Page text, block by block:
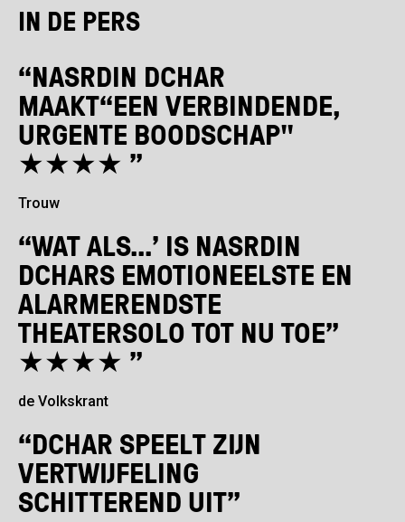
IN DE PERS
“NASRDIN DCHAR
MAAKT“EEN VERBINDENDE,
URGENTE BOODSCHAP"
★★★★ ”
Trouw
“WAT ALS...’ IS NASRDIN
DCHARS EMOTIONEELSTE EN
ALARMERENDSTE
THEATERSOLO TOT NU TOE”
★★★★ ”
de Volkskrant
“DCHAR SPEELT ZIJN
VERTWIJFELING
SCHITTEREND UIT”